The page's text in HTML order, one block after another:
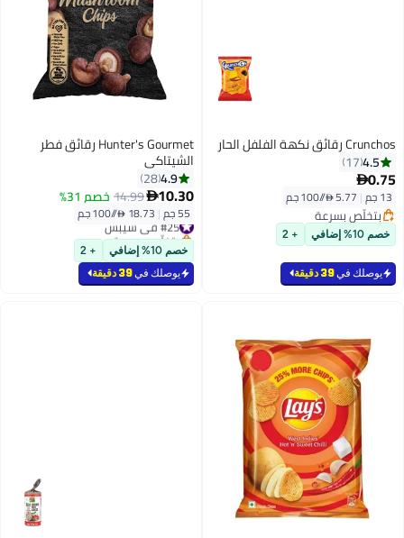
Crunchos رقائق نكهة الفلفل الحار
4.5
17
0.75
13 جم |
بتخلّص بسرعة
بتخلّص بسرعة
خصم 10% إضافي + 2
يوصلك في39 دقيقة
Hunter's Gourmet رقائق فطر
الشيتاكي
4.9
28
10.30
14.99خصم 31%
55 جم |#25 في شيبس
بتخلّص بسرعة
#25 في شيبس
خصم 10% إضافي + 2
يوصلك في39 دقيقة